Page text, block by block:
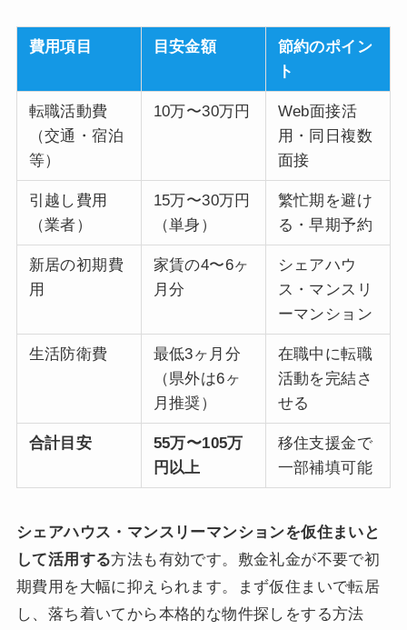
費用項目 目安金額
節約のポイン
ト
転職活動費
（交通・宿泊
等）
10万〜30万円
Web面接活
用・同日複数
面接
引越し費用
（業者）
15万〜30万円
（単身）
繁忙期を避け
る・早期予約
新居の初期費
用
家賃の4〜6ヶ
月分
シェアハウ
ス・マンスリ
ーマンション
生活防衛費
最低3ヶ月分
（県外は6ヶ
月推奨）
在職中に転職
活動を完結さ
せる
合計目安
55万〜105万
円以上
移住支援金で
一部補填可能
シェアハウス・マンスリーマンションを仮住まいと
して活用する方法も有効です。敷金礼金が不要で初
期費用を大幅に抑えられます。まず仮住まいで転居
し、落ち着いてから本格的な物件探しをする方法